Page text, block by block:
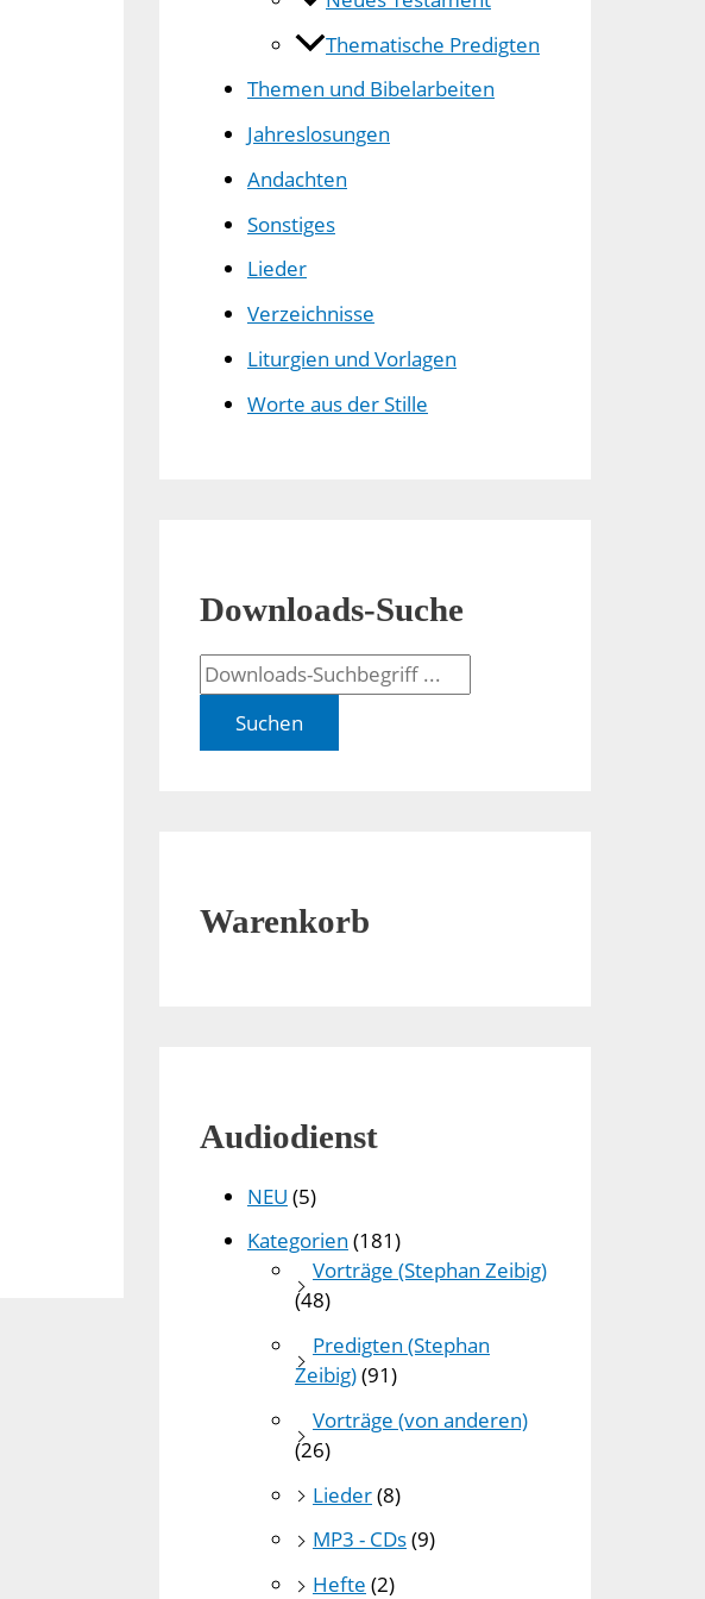
Thematische Predigten
Themen und Bibelarbeiten
Jahreslosungen
Andachten
Sonstiges
Lieder
Verzeichnisse
Liturgien und Vorlagen
Worte aus der Stille
Downloads-Suche
Suchen
Warenkorb
Audiodienst
NEU (5)
Kategorien (181)
Vorträge (Stephan Zeibig)
(48)
Predigten (Stephan
Zeibig)(91)
Vorträge (von anderen)
(26)
Lieder(8)
MP3 - CDs(9)
Hefte (2)